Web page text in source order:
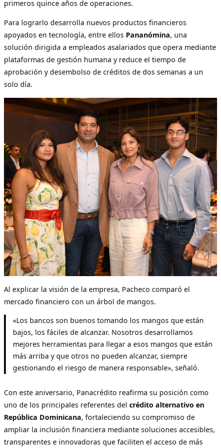
primeros quince años de operaciones.
Para lograrlo desarrolla nuevos productos financieros
apoyados en tecnología, entre ellos Pananómina, una
solución dirigida a empleados asalariados que opera mediante
plataformas de gestión humana y reduce el tiempo de
aprobación y desembolso de créditos de dos semanas a un
solo día.
Al explicar la visión de la empresa, Pacheco comparó el
mercado financiero con un árbol de mangos.
«Los bancos son buenos tomando los mangos que están
bajos, los fáciles de alcanzar. Nosotros desarrollamos
mejores herramientas para llegar a esos mangos que están
más arriba y que otros no pueden alcanzar, siempre
gestionando el riesgo de manera responsable», señaló.
Con este aniversario, Panacrédito reafirma su posición como
uno de los principales referentes del crédito alternativo en
República Dominicana, fortaleciendo su compromiso de
ampliar la inclusión financiera mediante soluciones accesibles,
transparentes e innovadoras que faciliten el acceso de más